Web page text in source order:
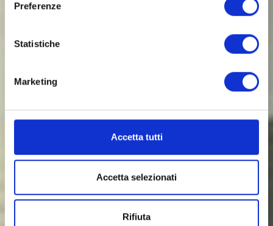
Preferenze
Statistiche
Marketing
Accetta tutti
Accetta selezionati
Rifiuta